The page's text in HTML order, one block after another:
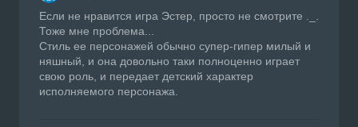
Если не нравится игра Эстер, просто не смотрите ._.
Тоже мне проблема...
Стиль ее персонажей обычно супер-гипер милый и
няшный, и она довольно таки полноценно играет
свою роль, и передает детский характер
исполняемого персонажа.